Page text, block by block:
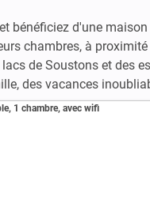
bénéficiez d'une
chambres, à
de Soustons et des
des vacances